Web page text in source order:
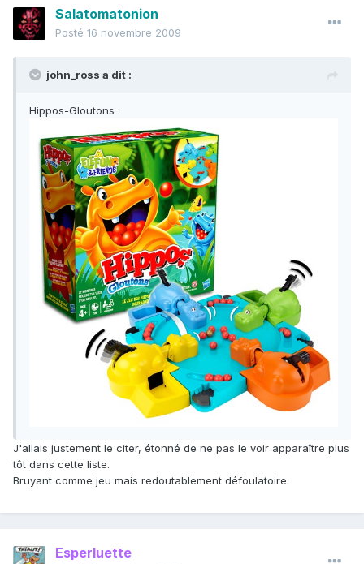
Salatomatonion
Posté 16 novembre 2009
john_ross a dit :
Hippos-Gloutons :
J'allais justement le citer, étonné de ne pas le voir apparaître plus
tôt dans cette liste.
Bruyant comme jeu mais redoutablement défoulatoire.
Esperluette